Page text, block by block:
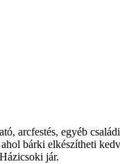
arcfestés, egyéb
bárki elkészítheti
jár.